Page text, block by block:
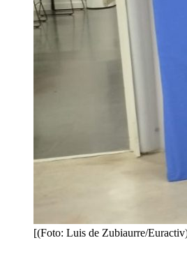
[(Foto: Luis de Zubiaurre/